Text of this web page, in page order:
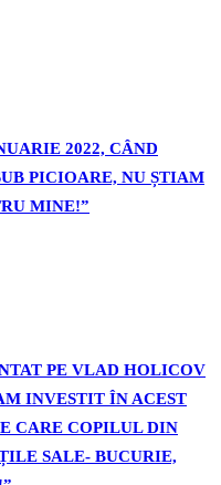
2022, CÂND
PICIOARE, NU ȘTIAM
MINE!”
PE VLAD HOLICOV
INVESTIT ÎN ACEST
CARE COPILUL DIN
SALE- BUCURIE,